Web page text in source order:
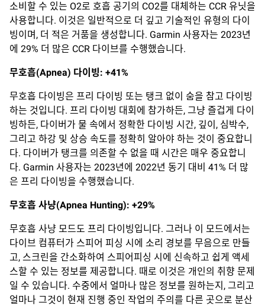
소비할 수 있는 O2로 호흡 공기의 CO2를 대체하는 CCR 유닛을
사용합니다. 이것은 일반적으로 더 깊고 기술적인 유형의 다이
빙이며, 더 적은 거품을 생성합니다. Garmin 사용자는 2023년
에 29% 더 많은 CCR 다이브를 수행했습니다.
무호흡(Apnea) 다이빙: +41%
무호흡 다이빙은 프리 다이빙 또는 탱크 없이 숨을 참고 다이빙
하는 것입니다. 프리 다이빙 대회에 참가하든, 그냥 즐겁게 다이
빙하든, 다이버가 물 속에서 정확한 다이빙 시간, 깊이, 심박수,
그리고 하강 및 상승 속도를 정확히 알아야 하는 것이 중요합니
다. 다이버가 탱크를 의존할 수 없을 때 시간은 매우 중요합니
다. Garmin 사용자는 2023년에 2022년 동기 대비 41% 더 많
은 프리 다이빙을 수행했습니다.
무호흡 사냥(Apnea Hunting): +29%
무호흡 사냥 모드도 프리 다이빙입니다. 그러나 이 모드에서는
다이브 컴퓨터가 스피어 피싱 시에 소리 경보를 무음으로 만들
고, 스크린을 간소화하여 스피어피싱 시에 신속하고 쉽게 액세
스할 수 있는 정보를 제공합니다. 때로 이것은 개인의 취향 문제
일 수 있습니다. 수중에서 얼마나 많은 정보를 원하는지, 그리고
얼마나 그것이 현재 진행 중인 작업의 주의를 다른 곳으로 분산